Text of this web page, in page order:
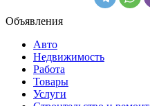
Объявления
Авто
Недвижимость
Работа
Товары
Услуги